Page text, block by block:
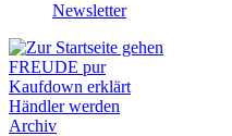
Newsletter
FREUDE pur
Kaufdown erklärt
Händler werden
Archiv